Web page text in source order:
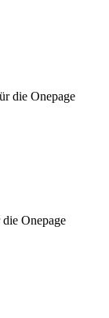
die Onepage
Onepage